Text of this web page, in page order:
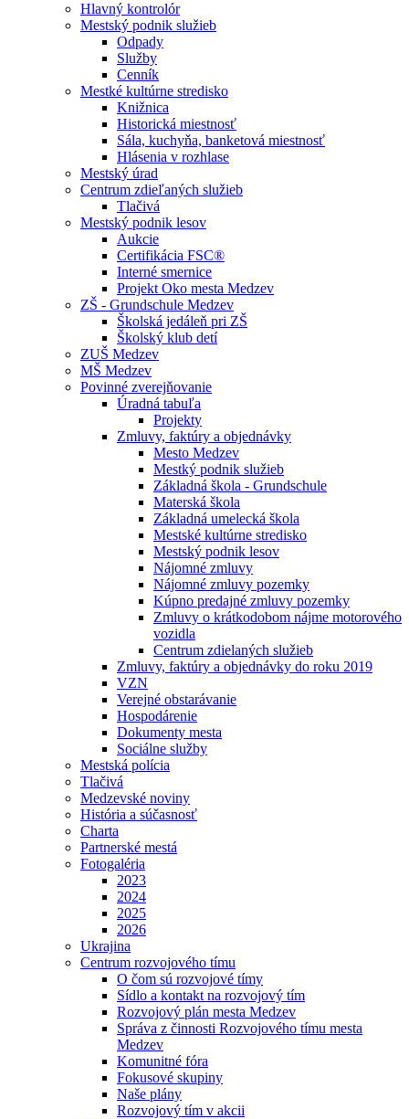
Hlavný kontrolór
Mestský podnik služieb
Odpady
Služby
Cenník
Mestké kultúrne stredisko
Knižnica
Historická miestnosť
Sála, kuchyňa, banketová miestnosť
Hlásenia v rozhlase
Mestský úrad
Centrum zdieľaných služieb
Tlačivá
Mestský podnik lesov
Aukcie
Certifikácia FSC®
Interné smernice
Projekt Oko mesta Medzev
ZŠ - Grundschule Medzev
Školská jedáleň pri ZŠ
Školský klub detí
ZUŠ Medzev
MŠ Medzev
Povinné zverejňovanie
Úradná tabuľa
Projekty
Zmluvy, faktúry a objednávky
Mesto Medzev
Mestký podnik služieb
Základná škola - Grundschule
Materská škola
Základná umelecká škola
Mestské kultúrne stredisko
Mestský podnik lesov
Nájomné zmluvy
Nájomné zmluvy pozemky
Kúpno predajné zmluvy pozemky
Zmluvy o krátkodobom nájme motorového
vozidla
Centrum zdielaných služieb
Zmluvy, faktúry a objednávky do roku 2019
VZN
Verejné obstarávanie
Hospodárenie
Dokumenty mesta
Sociálne služby
Mestská polícia
Tlačivá
Medzevské noviny
História a súčasnosť
Charta
Partnerské mestá
Fotogaléria
2023
2024
2025
2026
Ukrajina
Centrum rozvojového tímu
O čom sú rozvojové tímy
Sídlo a kontakt na rozvojový tím
Rozvojový plán mesta Medzev
Správa z činnosti Rozvojového tímu mesta
Medzev
Komunitné fóra
Fokusové skupiny
Naše plány
Rozvojový tím v akcii